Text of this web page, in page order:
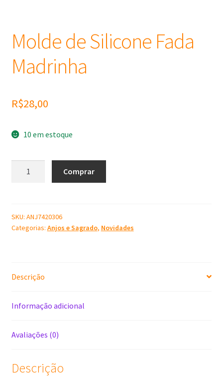
Molde de Silicone Fada
Madrinha
R$28,00
10 em estoque
Madrinha
quantidade
Comprar
SKU: ANJ7420306
Categorias: Anjos e Sagrado, Novidades
Descrição
Informação adicional
Avaliações (0)
Descrição